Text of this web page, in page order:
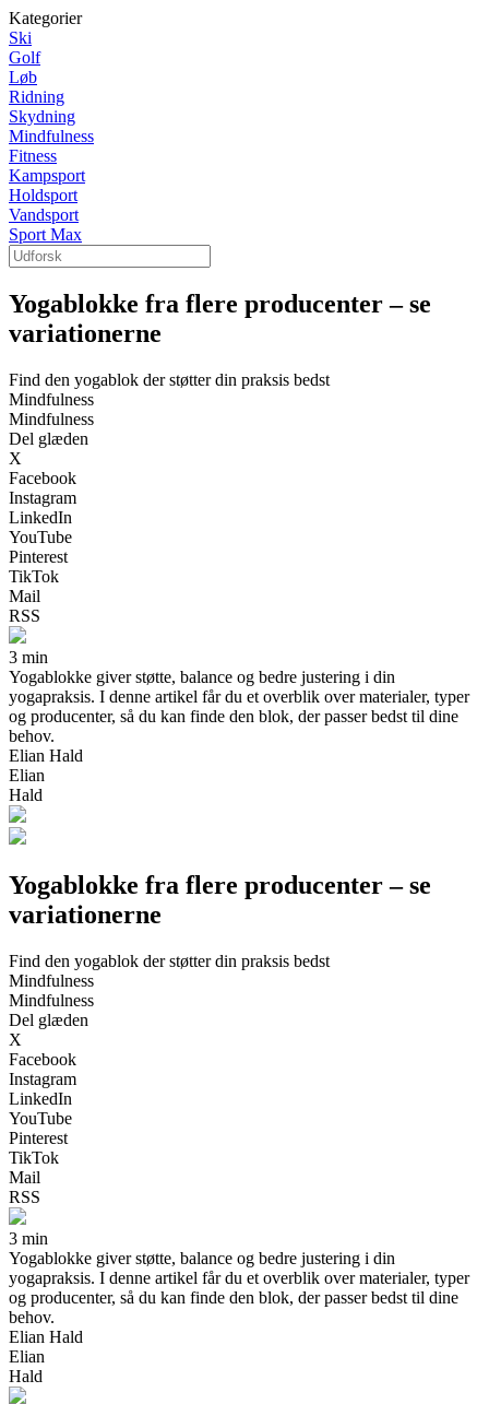
Kategorier
Ski
Golf
Løb
Ridning
Skydning
Mindfulness
Fitness
Kampsport
Holdsport
Vandsport
Sport Max
Yogablokke fra flere producenter – se
variationerne
Find den yogablok der støtter din praksis bedst
Mindfulness
Mindfulness
Del glæden
X
Facebook
Instagram
LinkedIn
YouTube
Pinterest
TikTok
Mail
RSS
3 min
Yogablokke giver støtte, balance og bedre justering i din
yogapraksis. I denne artikel får du et overblik over materialer, typer
og producenter, så du kan finde den blok, der passer bedst til dine
behov.
Elian Hald
Elian
Hald
Yogablokke fra flere producenter – se
variationerne
Find den yogablok der støtter din praksis bedst
Mindfulness
Mindfulness
Del glæden
X
Facebook
Instagram
LinkedIn
YouTube
Pinterest
TikTok
Mail
RSS
3 min
Yogablokke giver støtte, balance og bedre justering i din
yogapraksis. I denne artikel får du et overblik over materialer, typer
og producenter, så du kan finde den blok, der passer bedst til dine
behov.
Elian Hald
Elian
Hald